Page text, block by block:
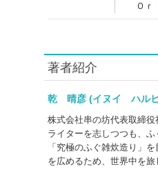
Ｏｒ
著者紹介
乾 晴彦 (イヌイ ハ
株式会社串の坊代表取締
ライターを志しつつも、
「究極のふぐ雑炊造り」
を広めるため、世界中を